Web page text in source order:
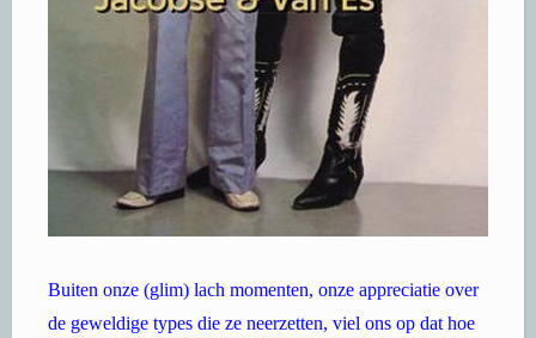
Buiten onze (glim) lach momenten, onze appreciatie over
de geweldige types die ze neerzetten, viel ons op dat hoe